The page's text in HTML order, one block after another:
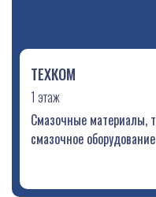
ТЕХКОМ
1 этаж
Смазочные материалы,
смазочное оборудование